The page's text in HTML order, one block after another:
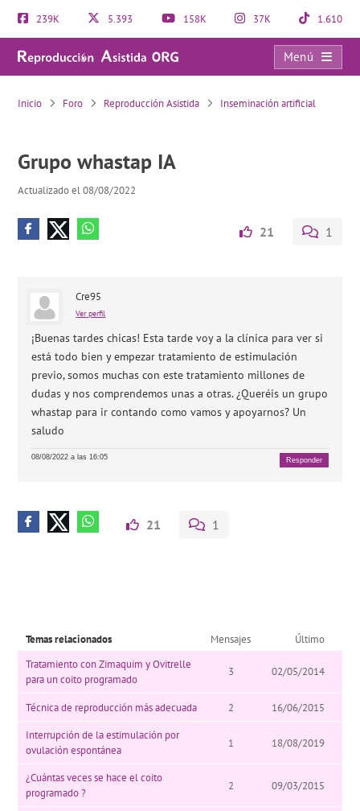
239K 5.393 158K 37K 1.610
Menú
Grupo whastap IA
Inicio Foro Reproducción Asistida Inseminación artificial
Grupo whastap IA
Actualizado el 08/08/2022
21 1
Cre95
Ver perfil
¡Buenas tardes chicas! Esta tarde voy a la clínica para ver si
está todo bien y empezar tratamiento de estimulación
previo, somos muchas con este tratamiento millones de
dudas y nos comprendemos unas a otras. ¿Queréis un grupo
whastap para ir contando como vamos y apoyarnos? Un
saludo
08/08/2022 a las 16:05 Responder
21 1
Temas relacionados Mensajes
Último
Tratamiento con Zimaquim y Ovitrelle
para un coito programado
3 02/05/2014
Técnica de reproducción más adecuada 2
16/06/2015
Interrupción de la estimulación por
ovulación espontánea
1 18/08/2019
¿Cuántas veces se hace el coito
programado ?
2 09/03/2015